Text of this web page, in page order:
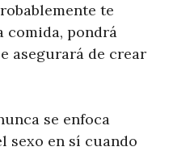
te
comida, pondrá
asegurará de crear
se enfoca
sexo en sí cuando